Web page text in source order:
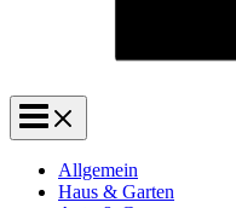
Allgemein
Haus & Garten